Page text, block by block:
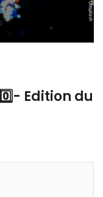
Edition du